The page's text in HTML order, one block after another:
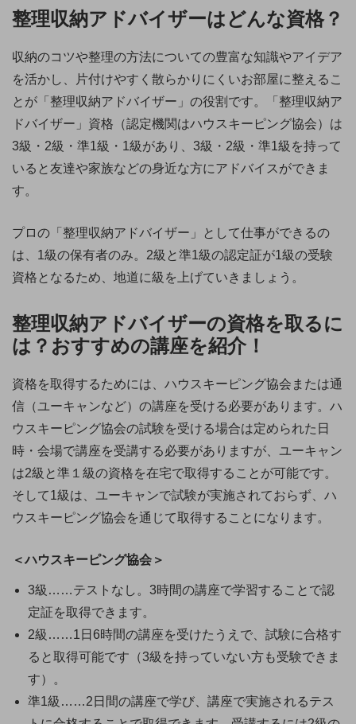
整理収納アドバイザーはどんな資格？
収納のコツや整理の方法についての豊富な知識やアイデア
を活かし、片付けやすく散らかりにくいお部屋に整えるこ
とが「整理収納アドバイザー」の役割です。「整理収納ア
ドバイザー」資格（認定機関はハウスキーピング協会）は
3級・2級・準1級・1級があり、3級・2級・準1級を持って
いると友達や家族などの身近な方にアドバイスができま
す。
プロの「整理収納アドバイザー」として仕事ができるの
は、1級の保有者のみ。2級と準1級の認定証が1級の受験
資格となるため、地道に級を上げていきましょう。
整理収納アドバイザーの資格を取るに
は？おすすめの講座を紹介！
資格を取得するためには、ハウスキーピング協会または通
信（ユーキャンなど）の講座を受ける必要があります。ハ
ウスキーピング協会の試験を受ける場合は定められた日
時・会場で講座を受講する必要がありますが、ユーキャン
は2級と準１級の資格を在宅で取得することが可能です。
そして1級は、ユーキャンで試験が実施されておらず、ハ
ウスキーピング協会を通じて取得することになります。
＜ハウスキーピング協会＞
3級……テストなし。3時間の講座で学習することで認
定証を取得できます。
2級……1日6時間の講座を受けたうえで、試験に合格す
ると取得可能です（3級を持っていない方も受験できま
す）。
準1級……2日間の講座で学び、講座で実施されるテス